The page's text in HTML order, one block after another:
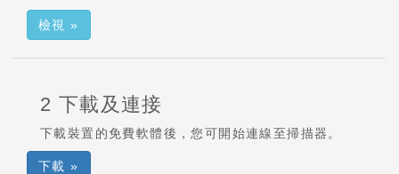
檢視 »
2 下載及連接
下載裝置的免費軟體後，您可開始連線至掃描器。
下載 »